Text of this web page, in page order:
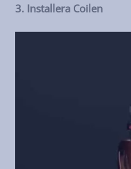
3. Installera Coilen